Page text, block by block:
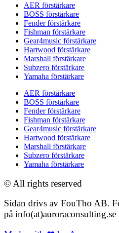
AER förstärkare
BOSS förstärkare
Fender förstärkare
Fishman förstärkare
Gear4music förstärkare
Hartwood förstärkare
Marshall förstärkare
Subzero förstärkare
Yamaha förstärkare
AER förstärkare
BOSS förstärkare
Fender förstärkare
Fishman förstärkare
Gear4music förstärkare
Hartwood förstärkare
Marshall förstärkare
Subzero förstärkare
Yamaha förstärkare
© All rights reserved
Sidan drivs av FouTho AB.
på info(at)auroraconsulting.se